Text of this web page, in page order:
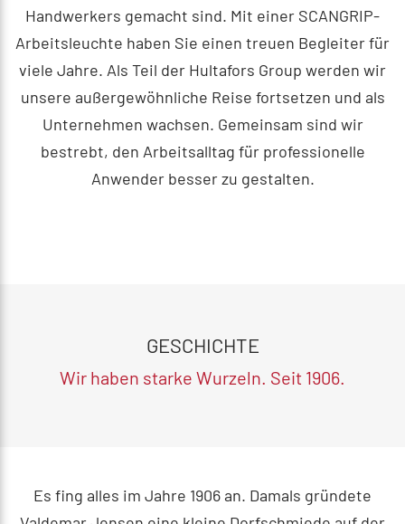
Handwerkers gemacht sind. Mit einer SCANGRIP-
Arbeitsleuchte haben Sie einen treuen Begleiter für
viele Jahre. Als Teil der Hultafors Group werden wir
unsere außergewöhnliche Reise fortsetzen und als
Unternehmen wachsen. Gemeinsam sind wir
bestrebt, den Arbeitsalltag für professionelle
Anwender besser zu gestalten.
GESCHICHTE
Wir haben starke Wurzeln. Seit 1906.
Es fing alles im Jahre 1906 an. Damals gründete